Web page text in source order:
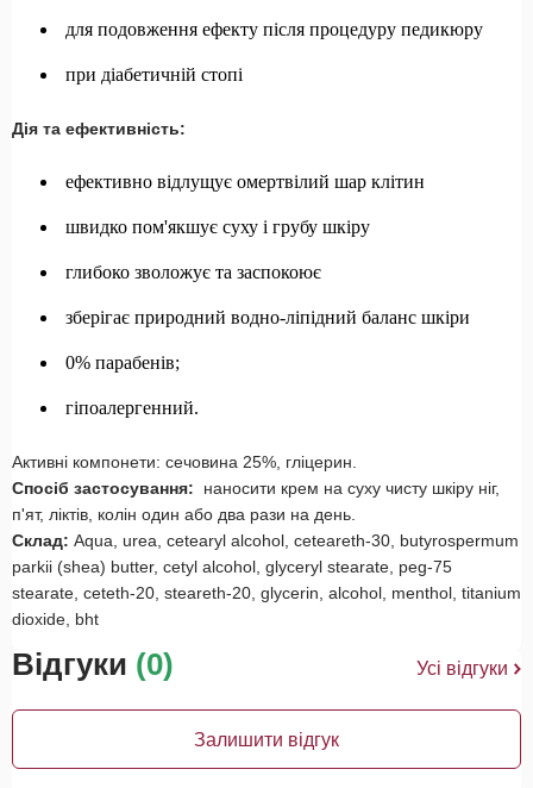
для подовження ефекту після процедуру педикюру
при діабетичній стопі
Дія та ефективність:
ефективно відлущує омертвілий шар клітин
швидко пом'якшує суху і грубу шкіру
глибоко зволожує та заспокоює
зберігає природний водно-ліпідний баланс шкіри
0% парабенів;
гіпоалергенний.
Активні компонети: сечовина 25%, гліцерин.
Спосіб застосування: наносити крем на суху чисту шкіру ніг,
п'ят, ліктів, колін один або два рази на день.
Склад: Aqua, urea, cetearyl alcohol, ceteareth-30, butyrospermum
parkii (shea) butter, cetyl alcohol, glyceryl stearate, peg-75
stearate, ceteth-20, steareth-20, glycerin, alcohol, menthol, titanium
dioxide, bht
Відгуки (0) Усі відгуки
Залишити відгук